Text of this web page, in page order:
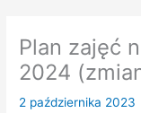
Plan zajęć
2024
2 października 2023